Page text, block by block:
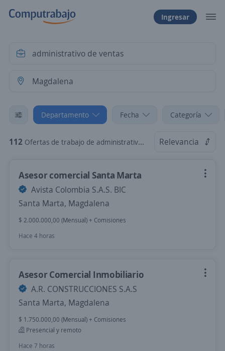
Ingresar
Departamento Fecha Categoría
112 Ofertas de trabajo de administrativo de ventas en Magdalena Relevancia
Asesor comercial Santa Marta
Avista Colombia S.A.S. BIC
Santa Marta, Magdalena
$ 2.000.000,00 (Mensual) + Comisiones
Hace 4 horas
Asesor Comercial Inmobiliario
A.R. CONSTRUCCIONES S.A.S
Santa Marta, Magdalena
$ 1.750.000,00 (Mensual) + Comisiones
Presencial y remoto
Hace 7 horas